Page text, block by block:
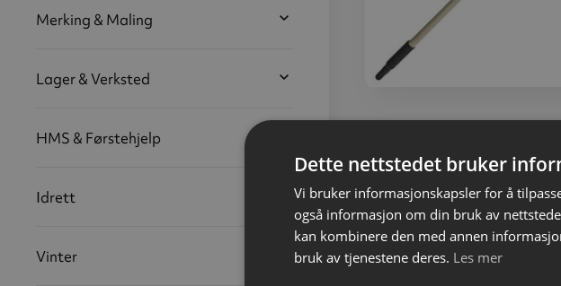
–
Merking & Maling
Lager & Verksted
HMS & Førstehjelp
Idrett
Vinter
Dette nettstedet bruker
Vi bruker informasjonskapsler for å
også informasjon om din bruk av
kan kombinere den med annen
bruk av tjenestene deres. Les mer